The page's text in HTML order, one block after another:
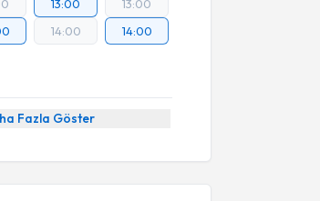
13:00
14:00
13:00
14:00
Fazla Göster